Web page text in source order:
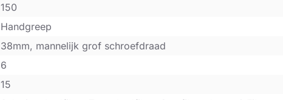
150
Handgreep
38mm, mannelijk grof schroefdraad
6
15